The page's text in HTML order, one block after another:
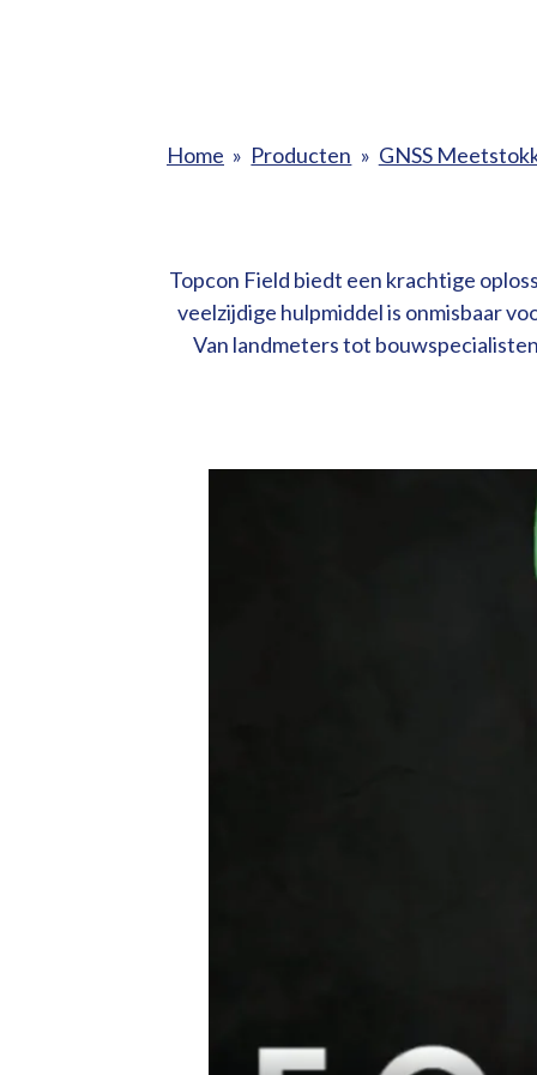
Home » Producten » GNSS
Topcon Field biedt een krachtige
veelzijdige hulpmiddel is onmisbaar
Van landmeters tot